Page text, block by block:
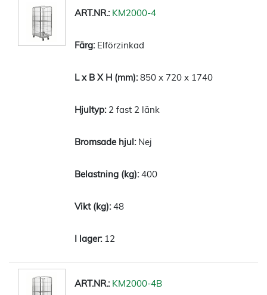
KM2000-4
Elförzinkad
850 x 720 x 1740
2 fast 2 länk
Nej
400
48
12
KM2000-4B